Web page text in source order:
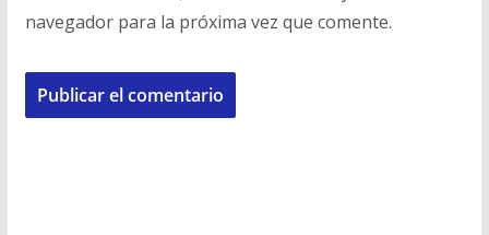
navegador para la próxima vez que comente.